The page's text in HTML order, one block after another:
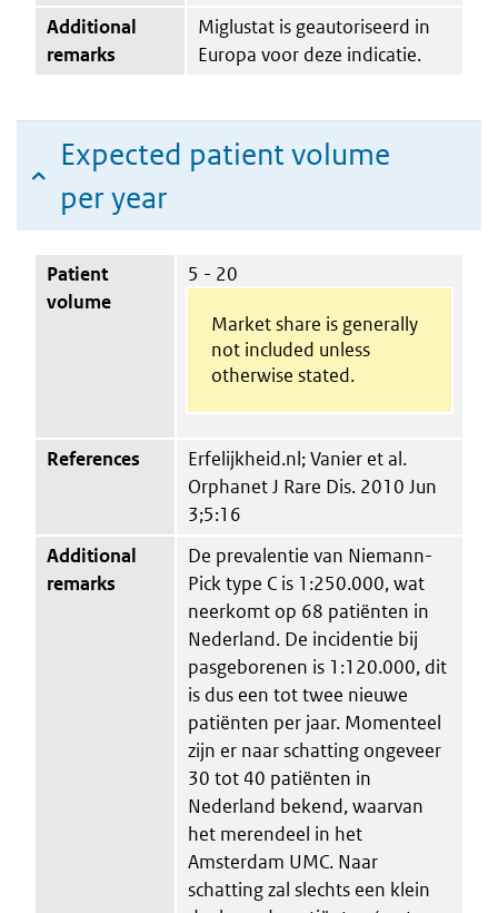
Additional
remarks
Miglustat is geautoriseerd in
Europa voor deze indicatie.
Expected patient volume
per year
Patient
volume
5 - 20
Market share is generally
not included unless
otherwise stated.
References
Erfelijkheid.nl; Vanier et al.
Orphanet J Rare Dis. 2010 Jun
3;5:16
Additional
remarks
De prevalentie van Niemann-
Pick type C is 1:250.000, wat
neerkomt op 68 patiënten in
Nederland. De incidentie bij
pasgeborenen is 1:120.000, dit
is dus een tot twee nieuwe
patiënten per jaar. Momenteel
zijn er naar schatting ongeveer
30 tot 40 patiënten in
Nederland bekend, waarvan
het merendeel in het
Amsterdam UMC. Naar
schatting zal slechts een klein